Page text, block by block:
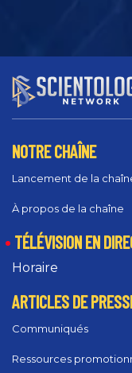
NOTRE CHAÎNE
Lancement de la
À propos de la chaîne
TÉLÉVISION EN
Horaire
ARTICLES DE
Communiqués
Ressources